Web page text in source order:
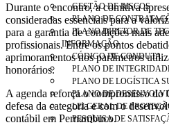
GESTÃO DE RISCOS
PLANO DE
PLANO DIRETOR DE
INFORMAÇÃO
CÓDIGO DE CONDUTA
PLANO DE
PLANO DE LOGÍSTICA
PLANO DE
LEI GERAL DE
PESQUISA DE
Durante o encontro, a comitiva
consideradas essenciais para a
para a garantia de condições mais
profissionais. Entre os pontos
aprimoramentos nos parâmetros
honorários.
A agenda reforça o compromisso do
defesa da categoria e com o
contábil em Pernambuco.